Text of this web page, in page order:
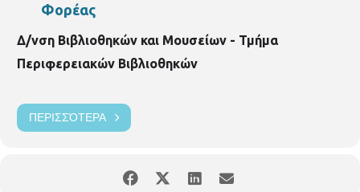
Φορέας
Δ/νση Βιβλιοθηκών και Μουσείων - Τμήμα
Περιφερειακών Βιβλιοθηκών
ΠΕΡΙΣΣΌΤΕΡΑ